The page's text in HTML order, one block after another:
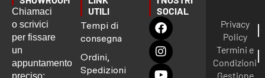
Chiamaci
o scrivici
per fissare
un
appuntamento
UTILI
Tempi di
consegna
Ordini,
Spedizioni
SOCIAL
Privacy
Policy
Termini e
Condizioni
Gestione